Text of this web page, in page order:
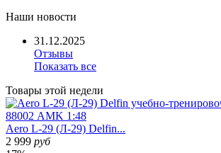
Наши новости
31.12.2025
Отзывы
Показать все
Товары этой недели
Aero L-29 (Л-29) Delfin...
2 999 руб